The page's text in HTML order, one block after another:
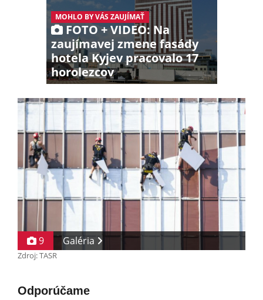
MOHLO BY VÁS ZAUJÍMAŤ
FOTO + VIDEO: Na
zaujímavej zmene fasády
hotela Kyjev pracovalo 17
horolezcov
9 Galéria
Zdroj: TASR
Odporúčame